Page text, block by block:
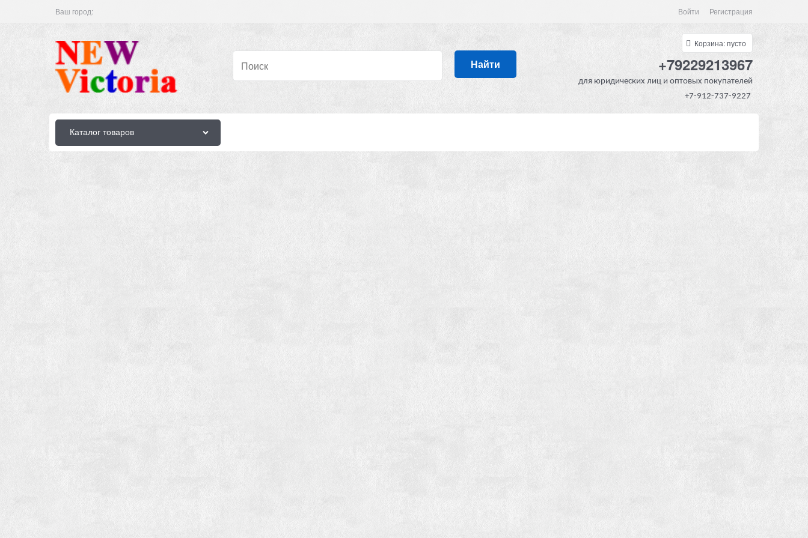
Ваш город: Войти Регистрация
Найти
Корзина:пусто
+79229213967
для юридических лиц и оптовых покупателей
+7-912-737-9227
Каталог товаров